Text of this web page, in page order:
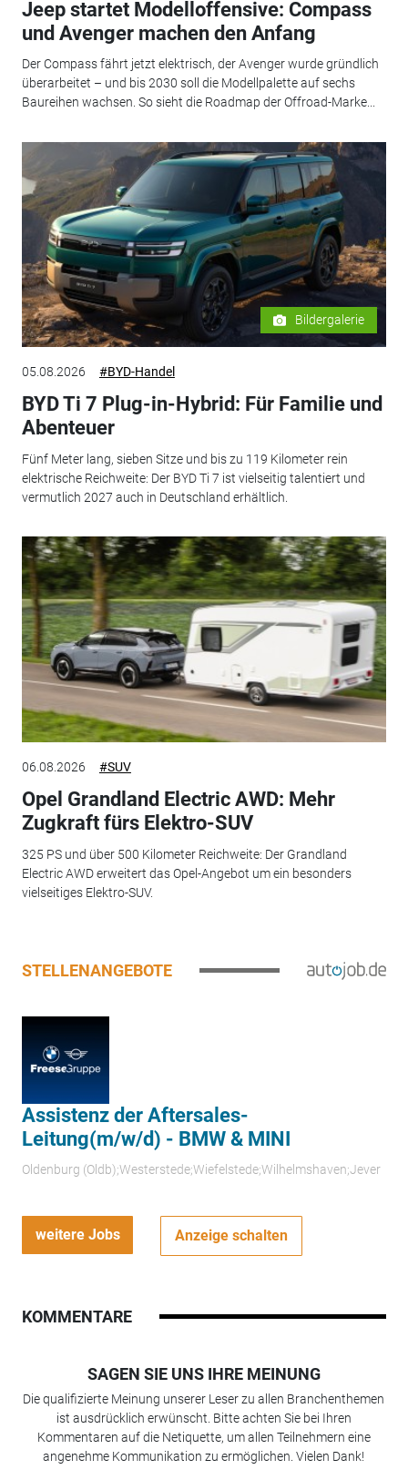
Jeep startet Modelloffensive: Compass
und Avenger machen den Anfang
Der Compass fährt jetzt elektrisch, der Avenger wurde gründlich
überarbeitet – und bis 2030 soll die Modellpalette auf sechs
Baureihen wachsen. So sieht die Roadmap der Offroad-Marke...
Bildergalerie
05.08.2026 #BYD-Handel
BYD Ti 7 Plug-in-Hybrid: Für Familie und
Abenteuer
Fünf Meter lang, sieben Sitze und bis zu 119 Kilometer rein
elektrische Reichweite: Der BYD Ti 7 ist vielseitig talentiert und
vermutlich 2027 auch in Deutschland erhältlich.
06.08.2026 #SUV
Opel Grandland Electric AWD: Mehr
Zugkraft fürs Elektro-SUV
325 PS und über 500 Kilometer Reichweite: Der Grandland
Electric AWD erweitert das Opel-Angebot um ein besonders
vielseitiges Elektro-SUV.
STELLENANGEBOTE
Assistenz der Aftersales-
Leitung(m/w/d) - BMW & MINI
Oldenburg (Oldb);Westerstede;Wiefelstede;Wilhelmshaven;Jever
weitere Jobs Anzeige schalten
KOMMENTARE
SAGEN SIE UNS IHRE MEINUNG
Die qualifizierte Meinung unserer Leser zu allen Branchenthemen
ist ausdrücklich erwünscht. Bitte achten Sie bei Ihren
Kommentaren auf die Netiquette, um allen Teilnehmern eine
angenehme Kommunikation zu ermöglichen. Vielen Dank!